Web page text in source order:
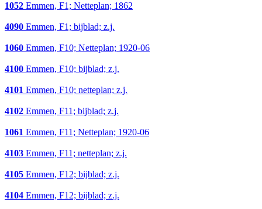
1052 Emmen, F1; Netteplan; 1862
4090 Emmen, F1; bijblad; z.j.
1060 Emmen, F10; Netteplan; 1920-06
4100 Emmen, F10; bijblad; z.j.
4101 Emmen, F10; netteplan; z.j.
4102 Emmen, F11; bijblad; z.j.
1061 Emmen, F11; Netteplan; 1920-06
4103 Emmen, F11; netteplan; z.j.
4105 Emmen, F12; bijblad; z.j.
4104 Emmen, F12; bijblad; z.j.